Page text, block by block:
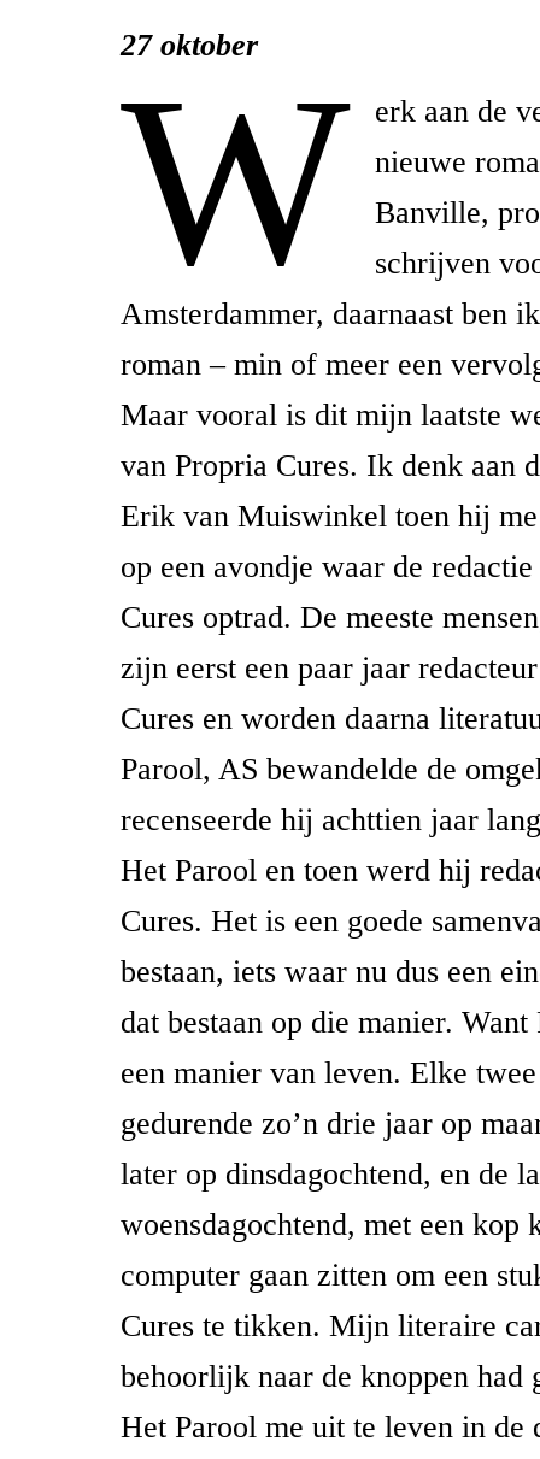
27 oktober
W
erk aan de
nieuwe
Banville,
schrijven
Amsterdammer, daarnaast ben
roman – min of meer een
Maar vooral is dit mijn laatste
van Propria Cures. Ik denk aan
Erik van Muiswinkel toen hij
op een avondje waar de
Cures optrad. De meeste
zijn eerst een paar jaar
Cures en worden daarna
Parool, AS bewandelde de
recenseerde hij achttien jaar
Het Parool en toen werd hij
Cures. Het is een goede
bestaan, iets waar nu dus een
dat bestaan op die manier.
een manier van leven. Elke
gedurende zo’n drie jaar op
later op dinsdagochtend, en de
woensdagochtend, met een
computer gaan zitten om een
Cures te tikken. Mijn literaire
behoorlijk naar de knoppen had
Het Parool me uit te leven in de